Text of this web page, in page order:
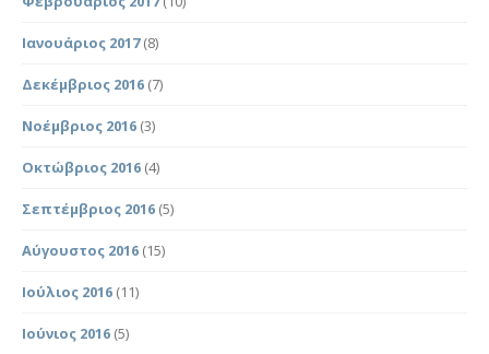
Ιανουάριος 2017(8)
Δεκέμβριος 2016 (7)
Νοέμβριος 2016 (3)
Οκτώβριος 2016 (4)
Σεπτέμβριος 2016 (5)
Αύγουστος 2016 (15)
Ιούλιος 2016 (11)
Ιούνιος 2016 (5)